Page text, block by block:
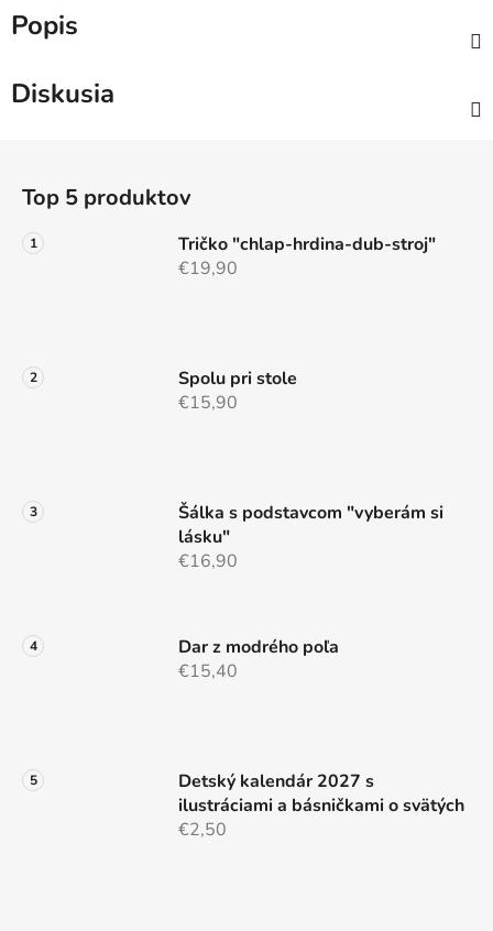
Popis
Diskusia
Top 5 produktov
Tričko "chlap-hrdina-dub-stroj"
€19,90
Spolu pri stole
€15,90
Šálka s podstavcom "vyberám si
lásku"
€16,90
Dar z modrého poľa
€15,40
Detský kalendár 2027 s
ilustráciami a básničkami o svätých
€2,50